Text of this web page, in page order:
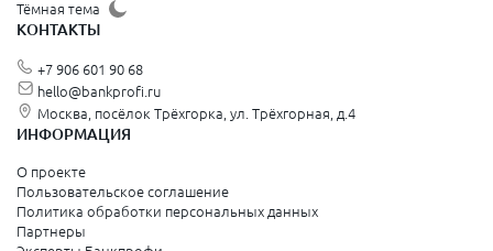
Тёмная тема
КОНТАКТЫ
+7 906 601 90 68
hello@bankprofi.ru
Москва, посёлок Трёхгорка, ул. Трёхгорная, д.4
ИНФОРМАЦИЯ
О проекте
Пользовательское соглашение
Политика обработки персональных данных
Партнеры